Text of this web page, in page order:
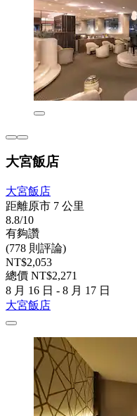
大宮飯店
大宮飯店
距離原市 7 公里
8.8/10
有夠讚
(778 則評論)
NT$2,053
總價 NT$2,271
8 月 16 日 - 8 月 17 日
大宮飯店